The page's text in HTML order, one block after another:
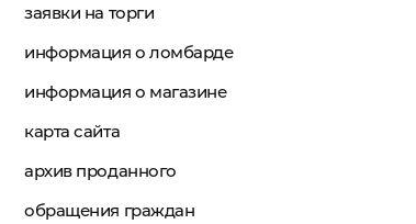
заявки на торги
информация о ломбарде
информация о магазине
карта сайта
архив проданного
обращения граждан